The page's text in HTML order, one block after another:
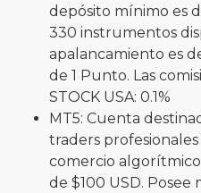
depósito mínimo es
330 instrumentos
apalancamiento es
de 1 Punto. Las
STOCK USA: 0.1%
MT5: Cuenta
traders profesionales
comercio
de $100 USD.